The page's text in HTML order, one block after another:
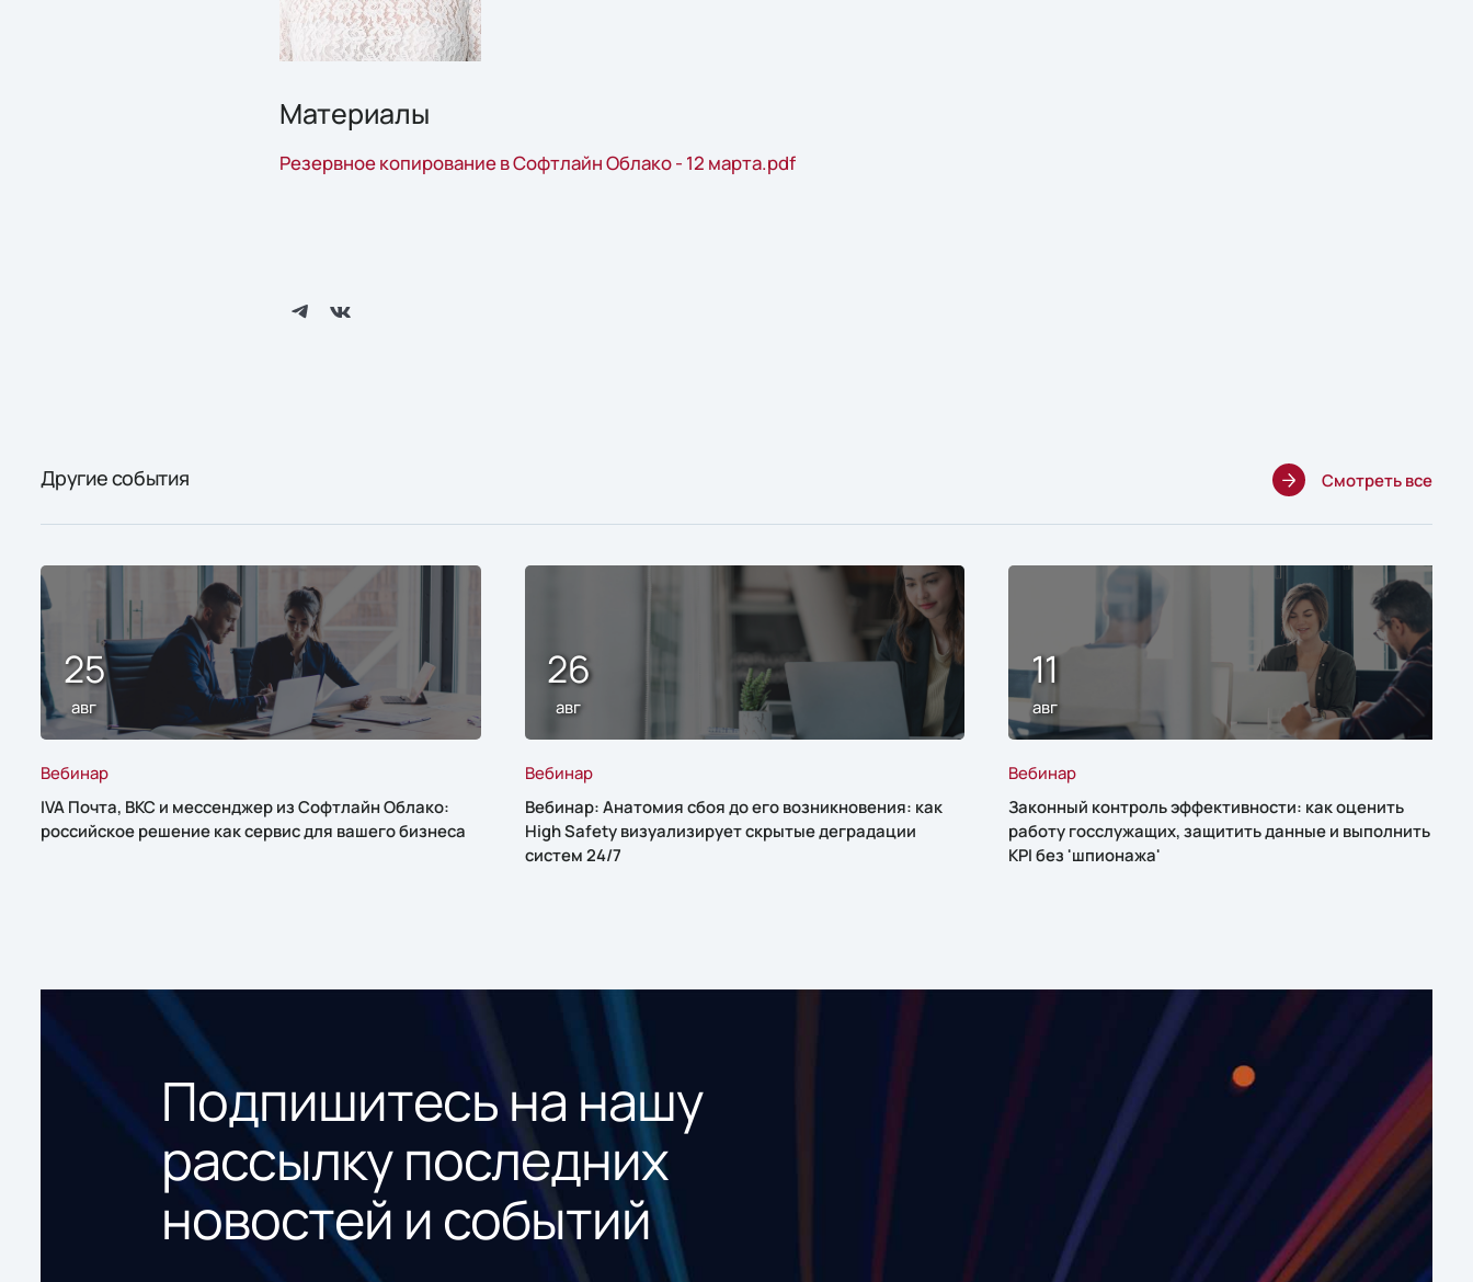
Материалы
Резервное копирование в Софтлайн Облако - 12 марта.pdf
Другие события Смотреть все
25
авг
Вебинар
IVA Почта, ВКС и мессенджер из Софтлайн Облако:
российское решение как сервис для вашего бизнеса
26
авг
Вебинар
Вебинар: Анатомия сбоя до его возникновения: как
High Safety визуализирует скрытые деградации
систем 24/7
11
авг
Вебинар
Законный контроль эффективности: как оценить
работу госслужащих, защитить данные и выполнить
KPI без 'шпионажа'
Подпишитесь на нашу
рассылку последних
новостей и событий